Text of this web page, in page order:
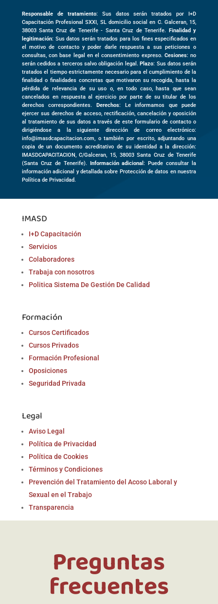
Responsable de tratamiento: Sus datos serán tratados por I+D
Capacitación Profesional SXXI, SL domicilio social en C. Galceran, 15,
38003Santa Cruz de Tenerife - Santa Cruz de Tenerife. Finalidad y
legitimación: Sus datos serán tratados para los fines especificados en
el motivo de contacto y poder darle respuesta a sus peticiones o
consultas, con base legal en el consentimiento expreso. Cesiones: no
serán cedidos a terceros salvo obligación legal.Plazo: Sus datos serán
tratados el tiempo estrictamente necesario para el cumplimiento de la
finalidad o finalidades concretas que motivaron su recogida, hasta la
pérdida de relevancia de su uso o, en todo caso, hasta que sean
cancelados en respuesta al ejercicio por parte de su titular de los
derechos correspondientes. Derechos: Le informamos que puede
ejercer sus derechos de acceso, rectificación, cancelación y oposición
al tratamiento de sus datos a través de este formulario de contacto o
dirigiéndose a la siguiente dirección de correo electrónico:
info@imasdcapacitacion.com, o también por escrito, adjuntando una
copia de un documento acreditativo de su identidad a la dirección:
IMASDCAPACITACION,C/Galceran, 15, 38003Santa Cruz de Tenerife
(Santa Cruz de Tenerife).Información adicional: Puede consultar la
información adicional y detallada sobre Protección de datos en nuestra
Política de Privacidad.
IMASD
I+D Capacitación
Servicios
Colaboradores
Trabaja con nosotros
Politica Sistema De Gestión De Calidad
Formación
Cursos Certificados
Cursos Privados
Formación Profesional
Oposiciones
Seguridad Privada
Legal
Aviso Legal
Política de Privacidad
Política de Cookies
Términos y Condiciones
Prevención del Tratamiento del Acoso Laboral y
Sexual en el Trabajo
Transparencia
Preguntas
frecuentes